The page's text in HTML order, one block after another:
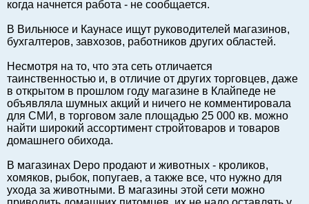
Люди дела
Круглый стол
Экономическая история
Прямая речь
Благотворительность
Форумы
Архив
Сергей Тюленев: студия
когда начнется работа - не сообщается.
В Вильнюсе и Каунасе ищут руководителей магазинов,
бухгалтеров, завхозов, работников других областей.
Несмотря на то, что эта сеть отличается
таинственностью и, в отличие от других торговцев, даже
в открытом в прошлом году магазине в Клайпеде не
объявляла шумных акций и ничего не комментировала
для СМИ, в торговом зале площадью 25 000 кв. можно
найти широкий ассортимент стройтоваров и товаров
домашнего обихода.
В магазинах Depo продают и животных - кроликов,
хомяков, рыбок, попугаев, а также все, что нужно для
ухода за животными. В магазины этой сети можно